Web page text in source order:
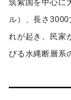
筑紫国を中心に
ル）、長さ
れが起き、民家
びる水縄断層系